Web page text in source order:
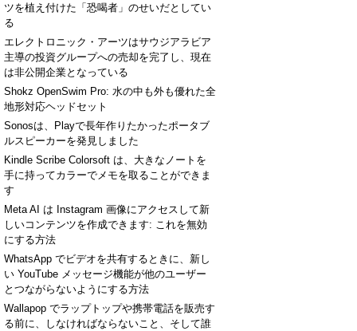
ツを植え付けた「恐喝者」のせいだとしてい
る
エレクトロニック・アーツはサウジアラビア
主導の投資グループへの売却を完了し、現在
は非公開企業となっている
Shokz OpenSwim Pro: 水の中も外も優れた全
地形対応ヘッドセット
Sonosは、Playで長年作りたかったポータブ
ルスピーカーを発見しました
Kindle Scribe Colorsoft は、大きなノートを
手に持ってカラーでメモを取ることができま
す
Meta AI は Instagram 画像にアクセスして新
しいコンテンツを作成できます: これを無効
にする方法
WhatsApp でビデオを共有するときに、新し
い YouTube メッセージ機能が他のユーザー
とつながらないようにする方法
Wallapop でラップトップや携帯電話を販売す
る前に、しなければならないこと、そして誰